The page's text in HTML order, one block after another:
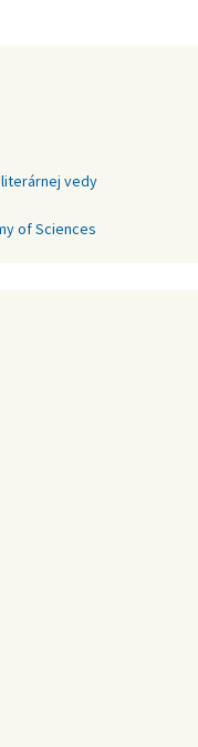
vedy
of Sciences